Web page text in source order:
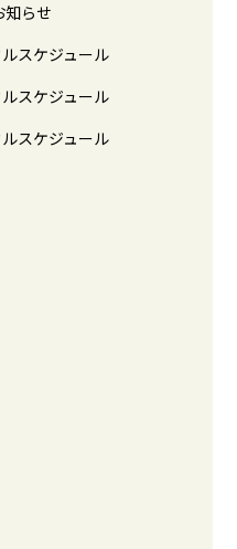
らせ
スケジュール
スケジュール
スケジュール